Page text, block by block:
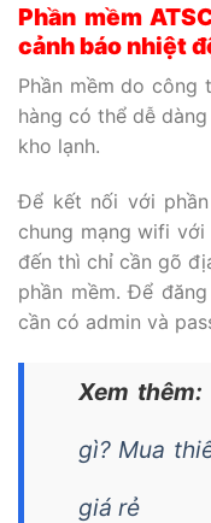
Phần mềm
cảnh báo nhiệt
Phần mềm do công
hàng có thể dễ
kho lạnh.
Để kết nối với
chung mạng wifi với
đến thì chỉ cần gõ
phần mềm. Để
cần có admin và
Xem thêm:
gì? Mua
giá rẻ